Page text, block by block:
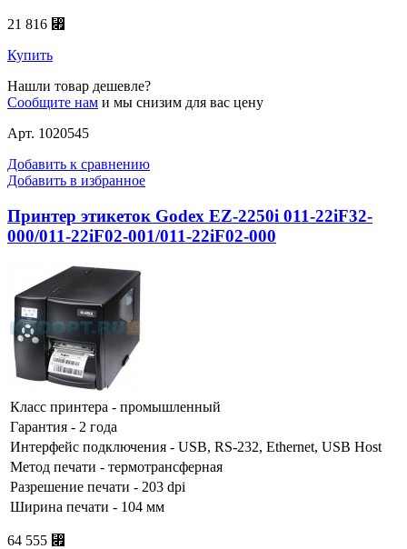
21 816 ⃏
Купить
Нашли товар дешевле?
Сообщите нам и мы снизим для вас цену
Арт. 1020545
Добавить к сравнению
Добавить в избранное
Принтер этикеток Godex EZ-2250i 011-22iF32-
000/011-22iF02-001/011-22iF02-000
Класс принтера - промышленный
Гарантия - 2 года
Интерфейс подключения - USB, RS-232, Ethernet, USB Host
Метод печати - термотрансферная
Разрешение печати - 203 dpi
Ширина печати - 104 мм
64 555 ⃏